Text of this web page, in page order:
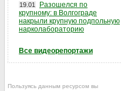
19.01
Разошелся по
крупному: в Волгограде
накрыли крупную подпольную
нарколабораторию
Все видеорепортажи
Пользуясь данным ресурсом вы